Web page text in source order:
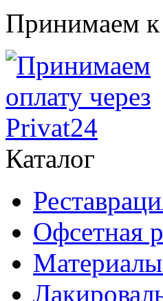
Принимаем к
Каталог
Офсетная